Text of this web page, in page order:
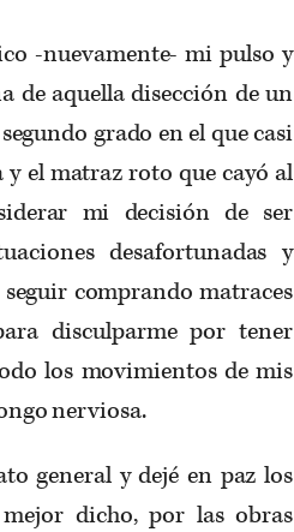
-nuevamente- mi pulso y
de aquella disección de un
grado en el que casi
y el matraz roto que cayó al
mi decisión de ser
desafortunadas y
comprando matraces
disculparme por tener
los movimientos de mis
nerviosa.
general y dejé en paz los
dicho, por las obras